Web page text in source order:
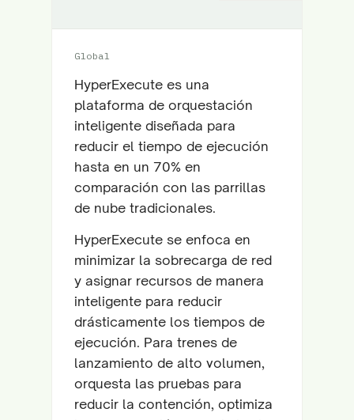
Global
HyperExecute es una
plataforma de orquestación
inteligente diseñada para
reducir el tiempo de ejecución
hasta en un 70% en
comparación con las parrillas
de nube tradicionales.
HyperExecute se enfoca en
minimizar la sobrecarga de red
y asignar recursos de manera
inteligente para reducir
drásticamente los tiempos de
ejecución. Para trenes de
lanzamiento de alto volumen,
orquesta las pruebas para
reducir la contención, optimiza